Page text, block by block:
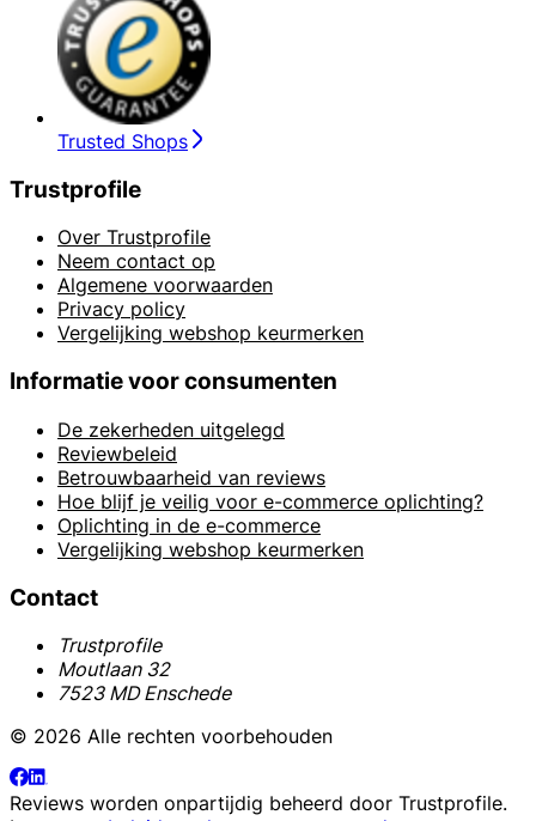
Trusted Shops
Trustprofile
Over Trustprofile
Neem contact op
Algemene voorwaarden
Privacy policy
Vergelijking webshop keurmerken
Informatie voor consumenten
De zekerheden uitgelegd
Reviewbeleid
Betrouwbaarheid van reviews
Hoe blijf je veilig voor e-commerce oplichting?
Oplichting in de e-commerce
Vergelijking webshop keurmerken
Contact
Trustprofile
Moutlaan 32
7523 MD Enschede
© 2026 Alle rechten voorbehouden
Reviews worden onpartijdig beheerd door Trustprofile.